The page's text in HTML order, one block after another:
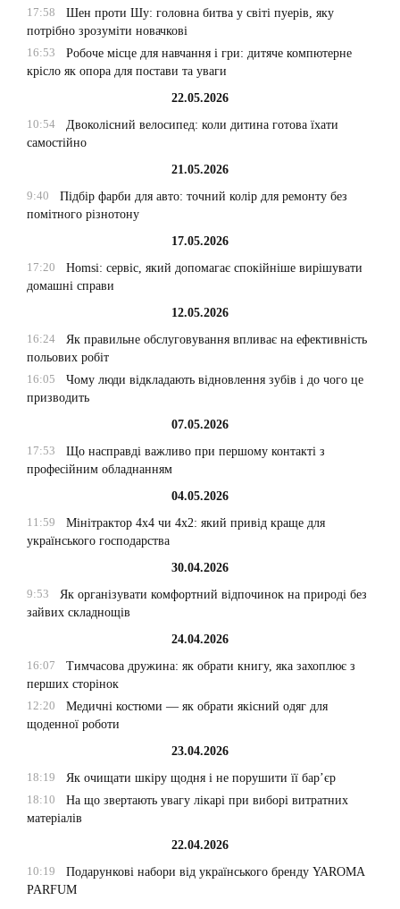
17:58
Шен проти Шу: головна битва у світі пуерів, яку
потрібно зрозуміти новачкові
16:53
Робоче місце для навчання і гри: дитяче компютерне
крісло як опора для постави та уваги
22.05.2026
10:54
Двоколісний велосипед: коли дитина готова їхати
самостійно
21.05.2026
9:40
Підбір фарби для авто: точний колір для ремонту без
помітного різнотону
17.05.2026
17:20
Homsi: сервіс, який допомагає спокійніше вирішувати
домашні справи
12.05.2026
16:24
Як правильне обслуговування впливає на ефективність
польових робіт
16:05
Чому люди відкладають відновлення зубів і до чого це
призводить
07.05.2026
17:53
Що насправді важливо при першому контакті з
професійним обладнанням
04.05.2026
11:59
Мінітрактор 4х4 чи 4х2: який привід краще для
українського господарства
30.04.2026
9:53
Як організувати комфортний відпочинок на природі без
зайвих складнощів
24.04.2026
16:07
Тимчасова дружина: як обрати книгу, яка захоплює з
перших сторінок
12:20
Медичні костюми — як обрати якісний одяг для
щоденної роботи
23.04.2026
18:19
Як очищати шкіру щодня і не порушити її бар’єр
18:10
На що звертають увагу лікарі при виборі витратних
матеріалів
22.04.2026
10:19
Подарункові набори від українського бренду YAROMA
PARFUM